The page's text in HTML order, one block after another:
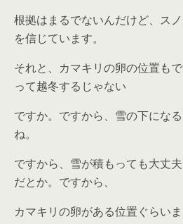
根拠はまるでないんだけど、ス
を信じています。
それと、カマキリの卵の位置も
って越冬するじゃない
ですか。ですから、雪の下にな
ね。
ですから、雪が積もっても大丈
だとか。ですから、
カマキリの卵がある位置ぐらい